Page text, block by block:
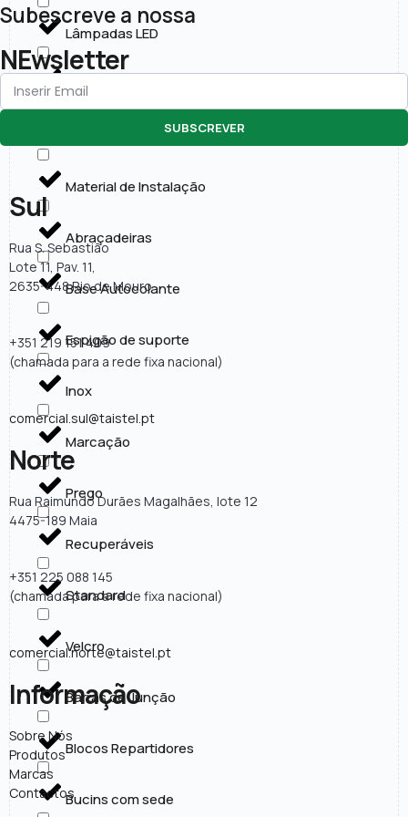
Lâmpadas LED
Painéis LED
Projectores LED
Material de Instalação
Abraçadeiras
Base Autocolante
Espigão de suporte
Inox
Marcação
Prego
Recuperáveis
Standard
Velcro
Barras de Junção
Blocos Repartidores
Bucins com sede
Subescreve a nossa
NEwsletter
SUBSCREVER
Sul
Rua S. Sebastião
Lote 11, Pav. 11,
2635-448 Rio de Mouro
+351 219 151 409
(chamada para a rede fixa nacional)
comercial.sul@taistel.pt
Norte
Rua Raimundo Durães Magalhães, lote 12
4475-189 Maia
+351 225 088 145
(chamada para a rede fixa nacional)
comercial.norte@taistel.pt
Informação
Sobre Nós
Produtos
Marcas
Contactos